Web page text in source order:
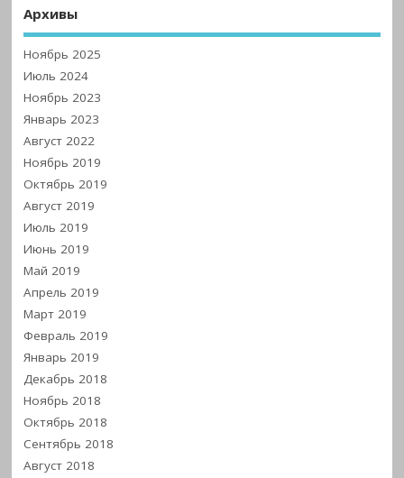
Архивы
Ноябрь 2025
Июль 2024
Ноябрь 2023
Январь 2023
Август 2022
Ноябрь 2019
Октябрь 2019
Август 2019
Июль 2019
Июнь 2019
Май 2019
Апрель 2019
Март 2019
Февраль 2019
Январь 2019
Декабрь 2018
Ноябрь 2018
Октябрь 2018
Сентябрь 2018
Август 2018